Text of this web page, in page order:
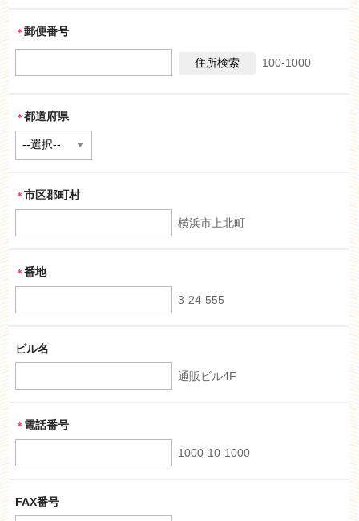
＊郵便番号
100-1000
＊都道府県
＊市区郡町村
横浜市上北町
＊番地
3-24-555
ビル名
通販ビル4F
＊ 電話番号
1000-10-1000
FAX番号